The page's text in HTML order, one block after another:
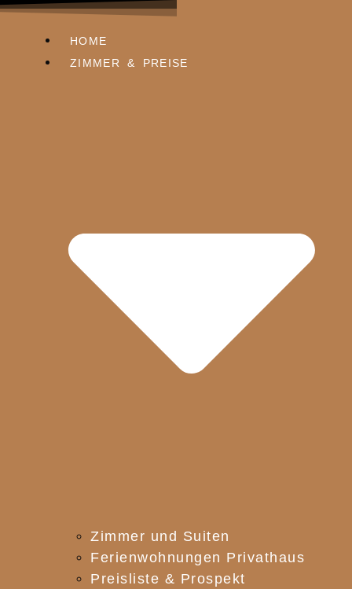
HOME
ZIMMER & PREISE
Zimmer und Suiten
Ferienwohnungen Privathaus
Preisliste & Prospekt